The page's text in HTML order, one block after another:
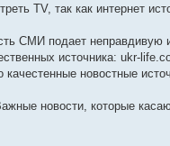
TV, так как интернет
СМИ подает неправдивую
источника: ukr-
новостные
новости, которые